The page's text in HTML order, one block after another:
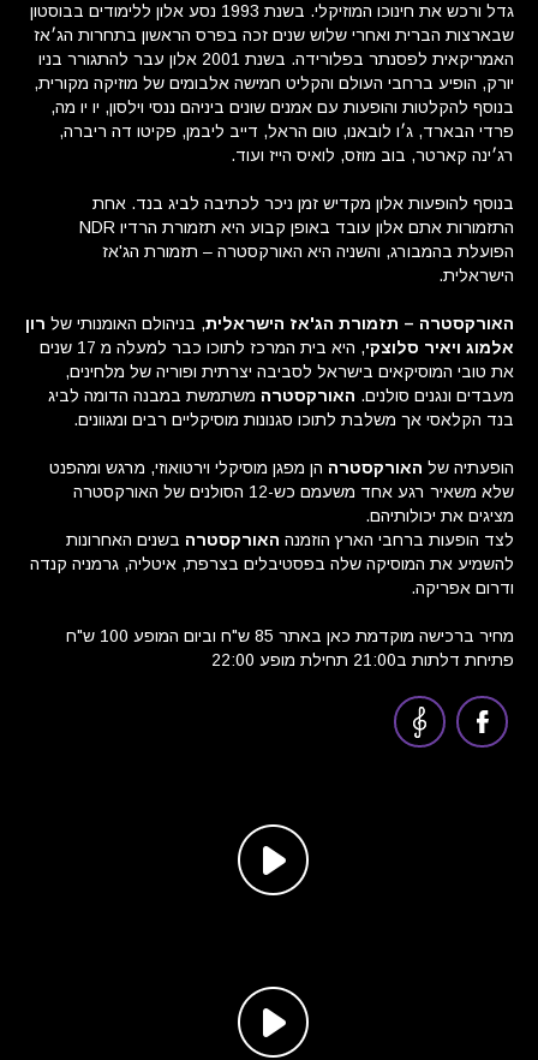
גדל ורכש את חינוכו המוזיקלי. בשנת 1993 נסע אלון ללימודים בבוסטון
שבארצות הברית ואחרי שלוש שנים זכה בפרס הראשון בתחרות הג׳אז
האמריקאית לפסנתר בפלורידה. בשנת 2001 אלון עבר להתגורר בניו
יורק, הופיע ברחבי העולם והקליט חמישה אלבומים של מוזיקה מקורית,
בנוסף להקלטות והופעות עם אמנים שונים ביניהם ננסי וילסון, יו יו מה,
פרדי הבארד, ג׳ו לובאנו, טום הראל, דייב ליבמן, פקיטו דה ריברה,
רג׳ינה קארטר, בוב מוזס, לואיס הייז ועוד.
בנוסף להופעות אלון מקדיש זמן ניכר לכתיבה לביג בנד. אחת
התזמורות אתם אלון עובד באופן קבוע היא תזמורת הרדיו NDR
הפועלת בהמבורג, והשניה היא האורקסטרה – תזמורת הג'אז
הישראלית.
האורקסטרה – תזמורת הג'אז הישראלית, בניהולם האומנותי של רון
אלמוג ויאיר סלוצקי
, היא בית המרכז לתוכו כבר למעלה מ 17 שנים
את טובי המוסיקאים בישראל לסביבה יצרתית ופוריה של מלחינים,
מעבדים ונגנים סולנים. האורקסטרה משתמשת במבנה הדומה לביג
בנד הקלאסי אך משלבת לתוכו סגנונות מוסיקליים רבים ומגוונים.
הופעתיה של האורקסטרה הן מפגן מוסיקלי וירטואוזי, מרגש ומהפנט
שלא משאיר רגע אחד משעמם כש-12 הסולנים של האורקסטרה
מציגים את יכולותיהם.
לצד הופעות ברחבי הארץ הוזמנה האורקסטרה בשנים האחרונות
להשמיע את המוסיקה שלה בפסטיבלים בצרפת, איטליה, גרמניה קנדה
ודרום אפריקה.
מחיר ברכישה מוקדמת כאן באתר 85 ש"ח וביום המופע 100 ש"ח
פתיחת דלתות ב21:00 תחילת מופע 22:00